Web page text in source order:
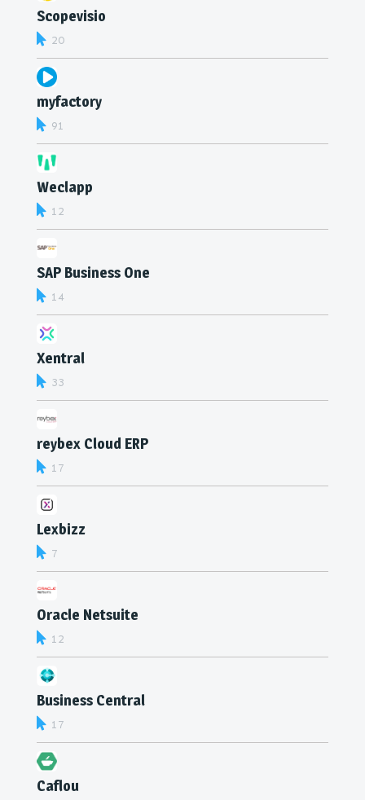
Scopevisio
20
myfactory
91
Weclapp
12
SAP Business One
14
Xentral
33
reybex Cloud ERP
17
Lexbizz
7
Oracle Netsuite
12
Business Central
17
Caflou